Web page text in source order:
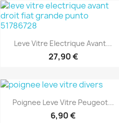
Aperçu rapide
Leve Vitre Electrique Avant...
27,90 €
 Aperçu rapide
Poignee Leve Vitre Peugeot...
6,90 €